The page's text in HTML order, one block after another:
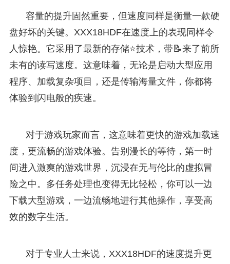
容量的提升固然重要，但速度同样是衡量一款硬
盘好坏的关键。XXX18HDF在速度上的表现同样令
人惊艳。它采用了最新的存储⭐技术，带📝来了前所
未有的读写速度。这意味着，无论是启动大型应用
程序、加载复杂项目，还是传输海量文件，你都将
体验到闪电般的疾速。
对于游戏玩家而言，这意味着更快的游戏加载速
度，更流畅的游戏体验。告别漫长的等待，第一时
间进入激爽的游戏世界，沉浸在无与伦比的虚拟冒
险之中。多任务处理也变得无比轻松，你可以一边
下载大型游戏，一边流畅地进行其他操作，享受高
效的数字生活。
对于专业人士来说，XXX18HDF的速度提升更